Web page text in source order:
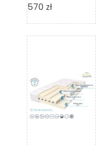
570 złZakres
od
4
570 zł